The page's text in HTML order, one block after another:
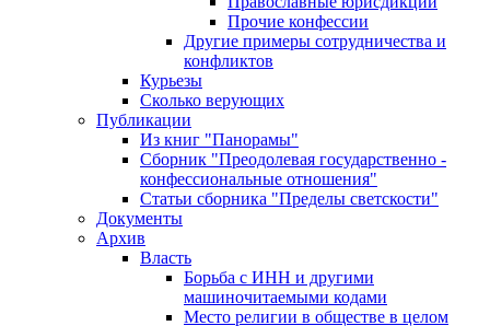
Прочие конфессии
Другие примеры сотрудничества и
конфликтов
Курьезы
Сколько верующих
Публикации
Из книг "Панорамы"
Сборник "Преодолевая государственно -
конфессиональные отношения"
Статьи сборника "Пределы светскости"
Документы
Архив
Власть
Борьба с ИНН и другими
машиночитаемыми кодами
Место религии в обществе в целом